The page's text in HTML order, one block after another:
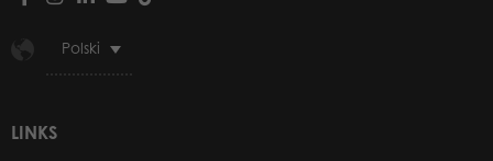
Polski
LINKS